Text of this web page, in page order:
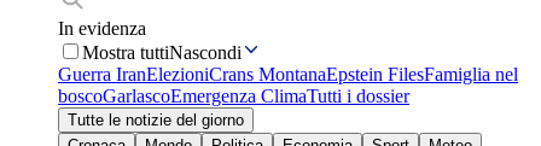
In evidenza
Mostra tuttiNascondi
Guerra IranElezioniCrans MontanaEpstein FilesFamiglia nel
boscoGarlascoEmergenza ClimaTutti i dossier
Tutte le notizie del giorno